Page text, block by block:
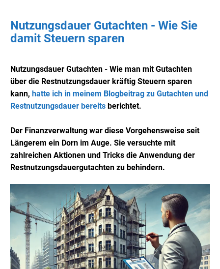
Nutzungsdauer Gutachten - Wie Sie
damit Steuern sparen
Nutzungsdauer Gutachten - Wie man mit Gutachten
über die Restnutzungsdauer kräftig Steuern sparen
kann, hatte ich in meinem Blogbeitrag zu Gutachten und
Restnutzungsdauer bereits berichtet.
Der Finanzverwaltung war diese Vorgehensweise seit
Längerem ein Dorn im Auge. Sie versuchte mit
zahlreichen Aktionen und Tricks die Anwendung der
Restnutzungsdauergutachten zu behindern.